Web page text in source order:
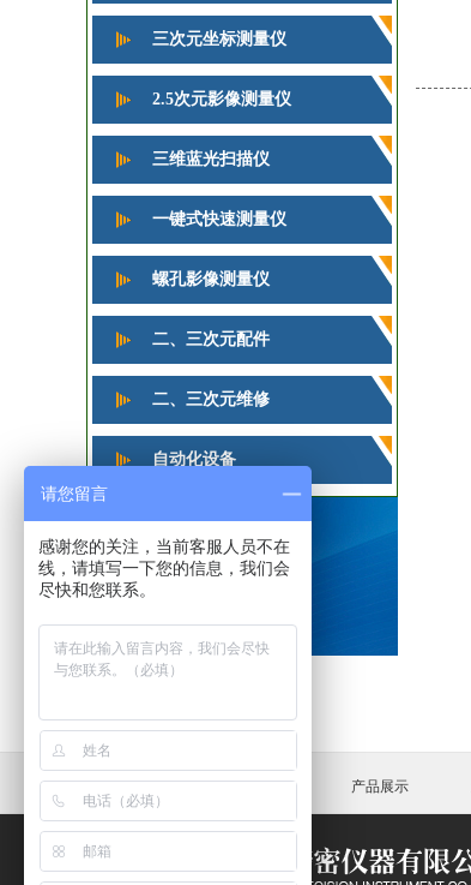
三次元坐标测量仪
2.5次元影像测量仪
三维蓝光扫描仪
一键式快速测量仪
螺孔影像测量仪
二、三次元配件
二、三次元维修
自动化设备
24小时咨询热线
首页 关于我们 产品展示
请您留言
感谢您的关注，当前客服人员不在
线，请填写一下您的信息，我们会
尽快和您联系。